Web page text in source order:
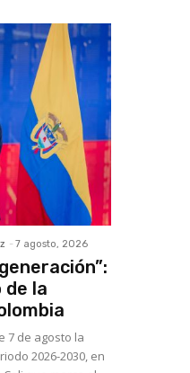
- 7 agosto, 2026
de la
7 de agosto la
2026-2030, en